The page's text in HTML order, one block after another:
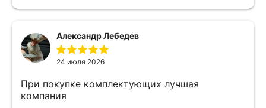
Александр Лебедев
24 июля 2026
При покупке комплектующих лучшая
компания